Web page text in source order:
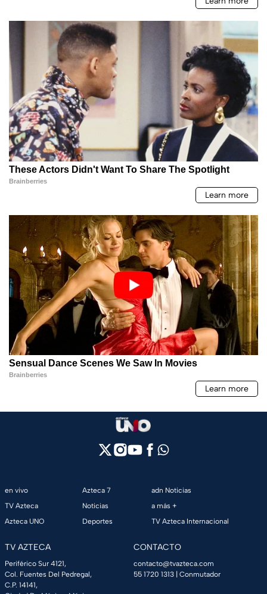
en vivo
TV Azteca
Azteca UNO
Azteca 7
Noticias
Deportes
adn Noticias
a más +
TV Azteca Internacional
TV AZTECA
Periférico Sur 4121,
Col. Fuentes Del Pedregal,
C.P. 14141,
CONTACTO
contacto@tvazteca.com
55 1720 1313 | Conmutador